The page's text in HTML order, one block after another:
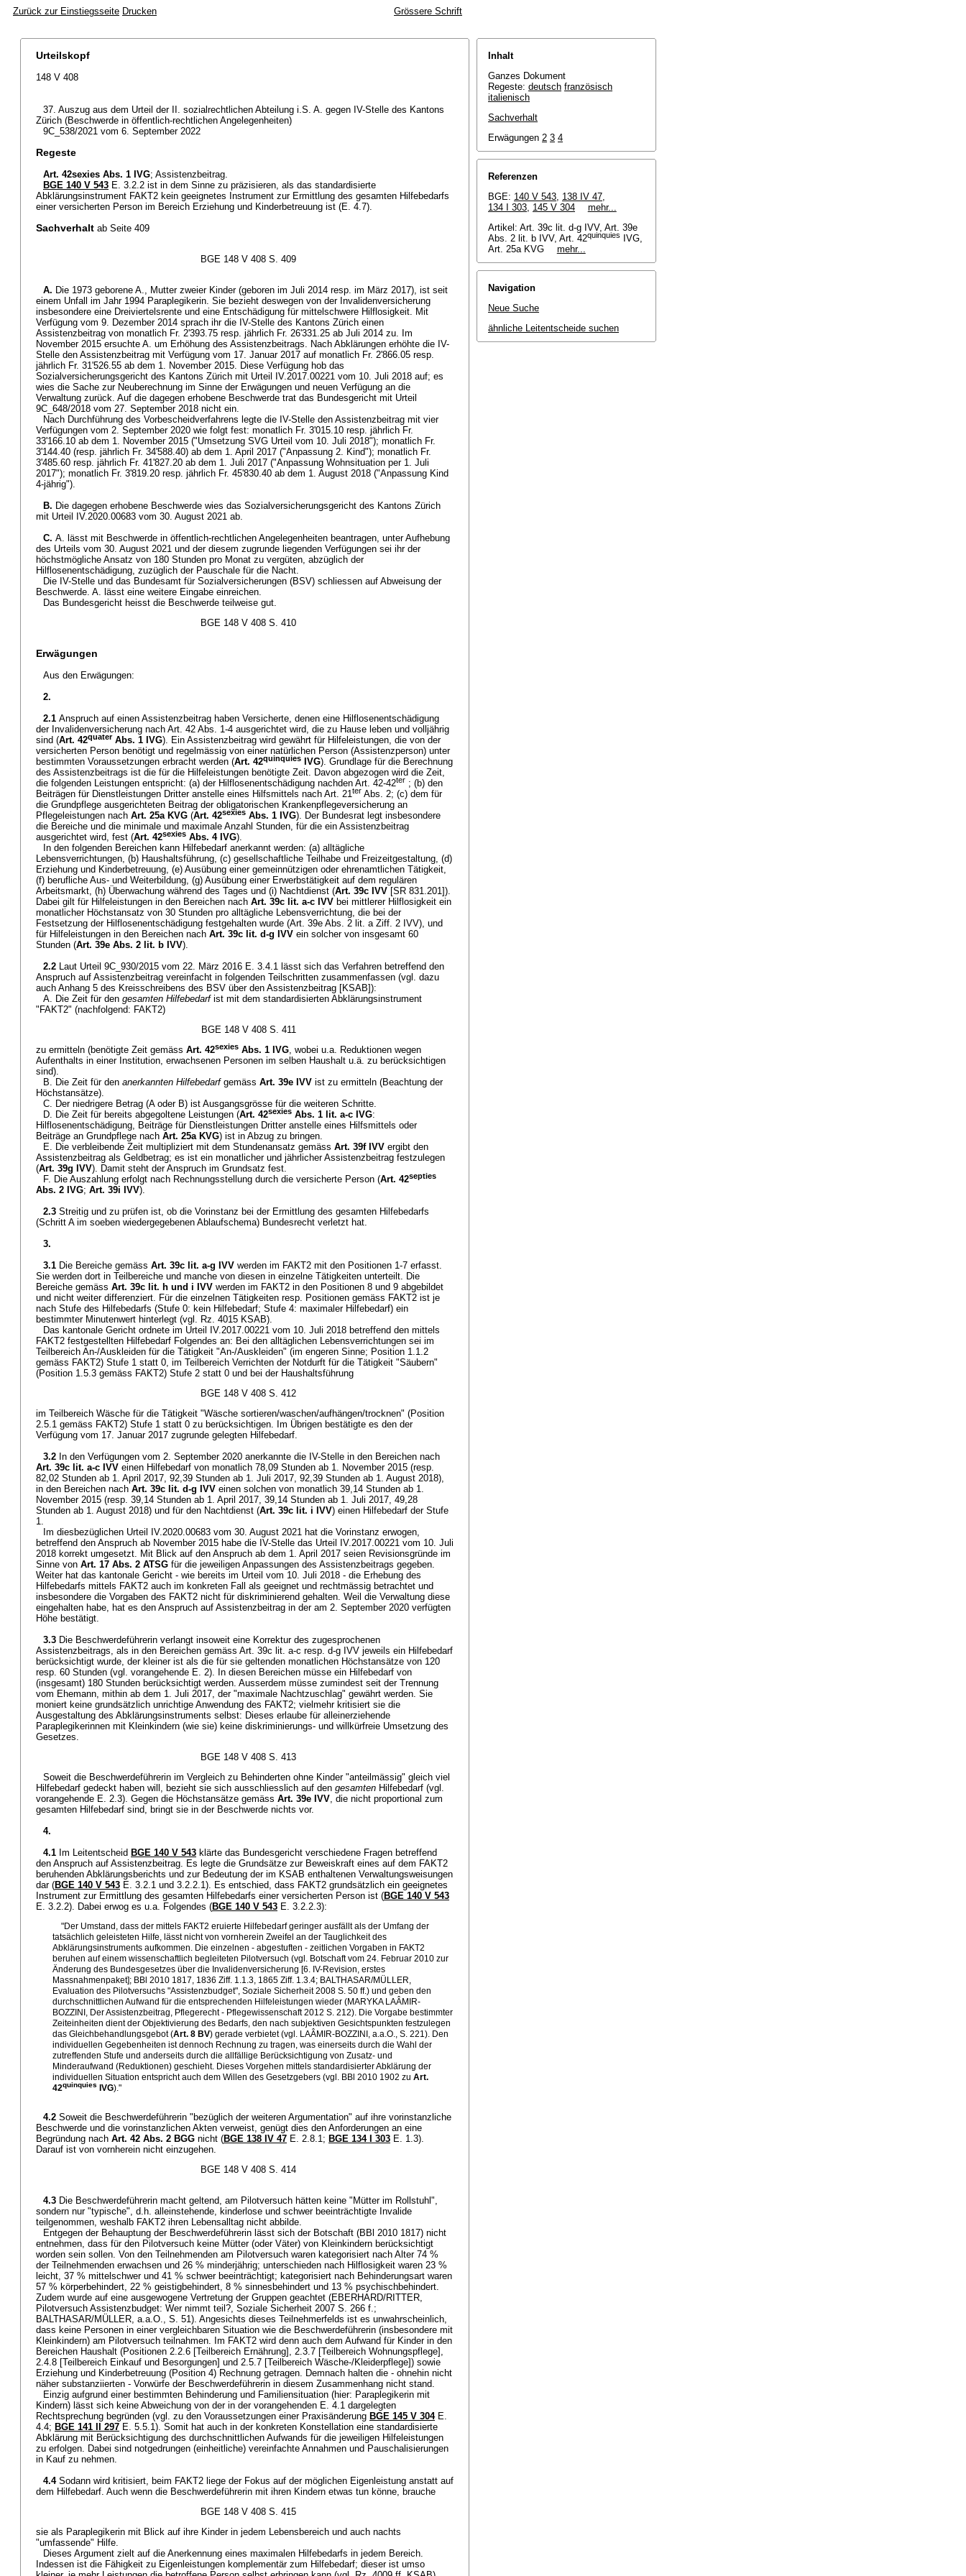
Zurück zur Einstiegsseite Drucken Grössere Schrift
Urteilskopf
148 V 408
37. Auszug aus dem Urteil der II. sozialrechtlichen Abteilung i.S. A. gegen IV-Stelle des Kantons
Zürich (Beschwerde in öffentlich-rechtlichen Angelegenheiten)
9C_538/2021 vom 6. September 2022
Regeste
Art. 42sexies Abs. 1 IVG; Assistenzbeitrag.
BGE 140 V 543 E. 3.2.2 ist in dem Sinne zu präzisieren, als das standardisierte
Abklärungsinstrument FAKT2 kein geeignetes Instrument zur Ermittlung des gesamten Hilfebedarfs
einer versicherten Person im Bereich Erziehung und Kinderbetreuung ist (E. 4.7).
Sachverhalt ab Seite 409
BGE 148 V 408 S. 409
A. Die 1973 geborene A., Mutter zweier Kinder (geboren im Juli 2014 resp. im März 2017), ist seit
einem Unfall im Jahr 1994 Paraplegikerin. Sie bezieht deswegen von der Invalidenversicherung
insbesondere eine Dreiviertelsrente und eine Entschädigung für mittelschwere Hilflosigkeit. Mit
Verfügung vom 9. Dezember 2014 sprach ihr die IV-Stelle des Kantons Zürich einen
Assistenzbeitrag von monatlich Fr. 2'393.75 resp. jährlich Fr. 26'331.25 ab Juli 2014 zu. Im
November 2015 ersuchte A. um Erhöhung des Assistenzbeitrags. Nach Abklärungen erhöhte die IV-
Stelle den Assistenzbeitrag mit Verfügung vom 17. Januar 2017 auf monatlich Fr. 2'866.05 resp.
jährlich Fr. 31'526.55 ab dem 1. November 2015. Diese Verfügung hob das
Sozialversicherungsgericht des Kantons Zürich mit Urteil IV.2017.00221 vom 10. Juli 2018 auf; es
wies die Sache zur Neuberechnung im Sinne der Erwägungen und neuen Verfügung an die
Verwaltung zurück. Auf die dagegen erhobene Beschwerde trat das Bundesgericht mit Urteil
9C_648/2018 vom 27. September 2018 nicht ein.
Nach Durchführung des Vorbescheidverfahrens legte die IV-Stelle den Assistenzbeitrag mit vier
Verfügungen vom 2. September 2020 wie folgt fest: monatlich Fr. 3'015.10 resp. jährlich Fr.
33'166.10 ab dem 1. November 2015 ("Umsetzung SVG Urteil vom 10. Juli 2018"); monatlich Fr.
3'144.40 (resp. jährlich Fr. 34'588.40) ab dem 1. April 2017 ("Anpassung 2. Kind"); monatlich Fr.
3'485.60 resp. jährlich Fr. 41'827.20 ab dem 1. Juli 2017 ("Anpassung Wohnsituation per 1. Juli
2017"); monatlich Fr. 3'819.20 resp. jährlich Fr. 45'830.40 ab dem 1. August 2018 ("Anpassung Kind
4-jährig").
B. Die dagegen erhobene Beschwerde wies das Sozialversicherungsgericht des Kantons Zürich
mit Urteil IV.2020.00683 vom 30. August 2021 ab.
C. A. lässt mit Beschwerde in öffentlich-rechtlichen Angelegenheiten beantragen, unter Aufhebung
des Urteils vom 30. August 2021 und der diesem zugrunde liegenden Verfügungen sei ihr der
höchstmögliche Ansatz von 180 Stunden pro Monat zu vergüten, abzüglich der
Hilflosenentschädigung, zuzüglich der Pauschale für die Nacht.
Die IV-Stelle und das Bundesamt für Sozialversicherungen (BSV) schliessen auf Abweisung der
Beschwerde. A. lässt eine weitere Eingabe einreichen.
Das Bundesgericht heisst die Beschwerde teilweise gut.
BGE 148 V 408 S. 410
Erwägungen
Aus den Erwägungen:
2.
2.1 Anspruch auf einen Assistenzbeitrag haben Versicherte, denen eine Hilflosenentschädigung
der Invalidenversicherung nach Art. 42 Abs. 1-4 ausgerichtet wird, die zu Hause leben und volljährig
sind (Art. 42quater Abs. 1 IVG). Ein Assistenzbeitrag wird gewährt für Hilfeleistungen, die von der
versicherten Person benötigt und regelmässig von einer natürlichen Person (Assistenzperson) unter
bestimmten Voraussetzungen erbracht werden (Art. 42quinquies IVG). Grundlage für die Berechnung
des Assistenzbeitrags ist die für die Hilfeleistungen benötigte Zeit. Davon abgezogen wird die Zeit,
die folgenden Leistungen entspricht: (a) der Hilflosenentschädigung nachden Art. 42-42ter ; (b) den
Beiträgen für Dienstleistungen Dritter anstelle eines Hilfsmittels nach Art. 21ter Abs. 2; (c) dem für
die Grundpflege ausgerichteten Beitrag der obligatorischen Krankenpflegeversicherung an
Pflegeleistungen nach Art. 25a KVG (Art. 42sexies Abs. 1 IVG). Der Bundesrat legt insbesondere
die Bereiche und die minimale und maximale Anzahl Stunden, für die ein Assistenzbeitrag
ausgerichtet wird, fest (Art. 42sexies Abs. 4 IVG).
In den folgenden Bereichen kann Hilfebedarf anerkannt werden: (a) alltägliche
Lebensverrichtungen, (b) Haushaltsführung, (c) gesellschaftliche Teilhabe und Freizeitgestaltung, (d)
Erziehung und Kinderbetreuung, (e) Ausübung einer gemeinnützigen oder ehrenamtlichen Tätigkeit,
(f) berufliche Aus- und Weiterbildung, (g) Ausübung einer Erwerbstätigkeit auf dem regulären
Arbeitsmarkt, (h) Überwachung während des Tages und (i) Nachtdienst (Art. 39c IVV [SR 831.201]).
Dabei gilt für Hilfeleistungen in den Bereichen nach Art. 39c lit. a-c IVV bei mittlerer Hilflosigkeit ein
monatlicher Höchstansatz von 30 Stunden pro alltägliche Lebensverrichtung, die bei der
Festsetzung der Hilflosenentschädigung festgehalten wurde (Art. 39e Abs. 2 lit. a Ziff. 2 IVV), und
für Hilfeleistungen in den Bereichen nach Art. 39c lit. d-g IVV ein solcher von insgesamt 60
Stunden (Art. 39e Abs. 2 lit. b IVV).
2.2 Laut Urteil 9C_930/2015 vom 22. März 2016 E. 3.4.1 lässt sich das Verfahren betreffend den
Anspruch auf Assistenzbeitrag vereinfacht in folgenden Teilschritten zusammenfassen (vgl. dazu
auch Anhang 5 des Kreisschreibens des BSV über den Assistenzbeitrag [KSAB]):
A. Die Zeit für den gesamten Hilfebedarfist mit dem standardisierten Abklärungsinstrument
"FAKT2" (nachfolgend: FAKT2)
BGE 148 V 408 S. 411
zu ermitteln (benötigte Zeit gemäss Art. 42sexies Abs. 1 IVG, wobei u.a. Reduktionen wegen
Aufenthalts in einer Institution, erwachsenen Personen im selben Haushalt u.ä. zu berücksichtigen
sind).
B. Die Zeit für den anerkannten Hilfebedarfgemäss Art. 39e IVV ist zu ermitteln (Beachtung der
Höchstansätze).
C. Der niedrigere Betrag (A oder B) ist Ausgangsgrösse für die weiteren Schritte.
D. Die Zeit für bereits abgegoltene Leistungen (Art. 42sexies Abs. 1 lit. a-c IVG:
Hilflosenentschädigung, Beiträge für Dienstleistungen Dritter anstelle eines Hilfsmittels oder
Beiträge an Grundpflege nach Art. 25a KVG) ist in Abzug zu bringen.
E. Die verbleibende Zeit multipliziert mit dem Stundenansatz gemäss Art. 39f IVV ergibt den
Assistenzbeitrag als Geldbetrag; es ist ein monatlicher und jährlicher Assistenzbeitrag festzulegen
(Art. 39g IVV). Damit steht der Anspruch im Grundsatz fest.
F. Die Auszahlung erfolgt nach Rechnungsstellung durch die versicherte Person (Art. 42septies
Abs. 2 IVG; Art. 39i IVV).
2.3 Streitig und zu prüfen ist, ob die Vorinstanz bei der Ermittlung des gesamten Hilfebedarfs
(Schritt A im soeben wiedergegebenen Ablaufschema) Bundesrecht verletzt hat.
3.
3.1 Die Bereiche gemäss Art. 39c lit. a-g IVV werden im FAKT2 mit den Positionen 1-7 erfasst.
Sie werden dort in Teilbereiche und manche von diesen in einzelne Tätigkeiten unterteilt. Die
Bereiche gemäss Art. 39c lit. h und i IVV werden im FAKT2 in den Positionen 8 und 9 abgebildet
und nicht weiter differenziert. Für die einzelnen Tätigkeiten resp. Positionen gemäss FAKT2 ist je
nach Stufe des Hilfebedarfs (Stufe 0: kein Hilfebedarf; Stufe 4: maximaler Hilfebedarf) ein
bestimmter Minutenwert hinterlegt (vgl. Rz. 4015 KSAB).
Das kantonale Gericht ordnete im Urteil IV.2017.00221 vom 10. Juli 2018 betreffend den mittels
FAKT2 festgestellten Hilfebedarf Folgendes an: Bei den alltäglichen Lebensverrichtungen sei im
Teilbereich An-/Auskleiden für die Tätigkeit "An-/Auskleiden" (im engeren Sinne; Position 1.1.2
gemäss FAKT2) Stufe 1 statt 0, im Teilbereich Verrichten der Notdurft für die Tätigkeit "Säubern"
(Position 1.5.3 gemäss FAKT2) Stufe 2 statt 0 und bei der Haushaltsführung
BGE 148 V 408 S. 412
im Teilbereich Wäsche für die Tätigkeit "Wäsche sortieren/waschen/aufhängen/trocknen" (Position
2.5.1 gemäss FAKT2) Stufe 1 statt 0 zu berücksichtigen. Im Übrigen bestätigte es den der
Verfügung vom 17. Januar 2017 zugrunde gelegten Hilfebedarf.
3.2 In den Verfügungen vom 2. September 2020 anerkannte die IV-Stelle in den Bereichen nach
Art. 39c lit. a-c IVV einen Hilfebedarf von monatlich 78,09 Stunden ab 1. November 2015 (resp.
82,02 Stunden ab 1. April 2017, 92,39 Stunden ab 1. Juli 2017, 92,39 Stunden ab 1. August 2018),
in den Bereichen nach Art. 39c lit. d-g IVV einen solchen von monatlich 39,14 Stunden ab 1.
November 2015 (resp. 39,14 Stunden ab 1. April 2017, 39,14 Stunden ab 1. Juli 2017, 49,28
Stunden ab 1. August 2018) und für den Nachtdienst (Art. 39c lit. i IVV) einen Hilfebedarf der Stufe
1.
Im diesbezüglichen Urteil IV.2020.00683 vom 30. August 2021 hat die Vorinstanz erwogen,
betreffend den Anspruch ab November 2015 habe die IV-Stelle das Urteil IV.2017.00221 vom 10. Juli
2018 korrekt umgesetzt. Mit Blick auf den Anspruch ab dem 1. April 2017 seien Revisionsgründe im
Sinne von Art. 17 Abs. 2 ATSG für die jeweiligen Anpassungen des Assistenzbeitrags gegeben.
Weiter hat das kantonale Gericht - wie bereits im Urteil vom 10. Juli 2018 - die Erhebung des
Hilfebedarfs mittels FAKT2 auch im konkreten Fall als geeignet und rechtmässig betrachtet und
insbesondere die Vorgaben des FAKT2 nicht für diskriminierend gehalten. Weil die Verwaltung diese
eingehalten habe, hat es den Anspruch auf Assistenzbeitrag in der am 2. September 2020 verfügten
Höhe bestätigt.
3.3 Die Beschwerdeführerin verlangt insoweit eine Korrektur des zugesprochenen
Assistenzbeitrags, als in den Bereichen gemäss Art. 39c lit. a-c resp. d-g IVV jeweils ein Hilfebedarf
berücksichtigt wurde, der kleiner ist als die für sie geltenden monatlichen Höchstansätze von 120
resp. 60 Stunden (vgl. vorangehende E. 2). In diesen Bereichen müsse ein Hilfebedarf von
(insgesamt) 180 Stunden berücksichtigt werden. Ausserdem müsse zumindest seit der Trennung
vom Ehemann, mithin ab dem 1. Juli 2017, der "maximale Nachtzuschlag" gewährt werden. Sie
moniert keine grundsätzlich unrichtige Anwendung des FAKT2; vielmehr kritisiert sie die
Ausgestaltung des Abklärungsinstruments selbst: Dieses erlaube für alleinerziehende
Paraplegikerinnen mit Kleinkindern (wie sie) keine diskriminierungs- und willkürfreie Umsetzung des
Gesetzes.
BGE 148 V 408 S. 413
Soweit die Beschwerdeführerin im Vergleich zu Behinderten ohne Kinder "anteilmässig" gleich viel
Hilfebedarf gedeckt haben will, bezieht sie sich ausschliesslich auf den gesamten Hilfebedarf (vgl.
vorangehende E. 2.3). Gegen die Höchstansätze gemäss Art. 39e IVV, die nicht proportional zum
gesamten Hilfebedarf sind, bringt sie in der Beschwerde nichts vor.
4.
4.1 Im Leitentscheid BGE 140 V 543 klärte das Bundesgericht verschiedene Fragen betreffend
den Anspruch auf Assistenzbeitrag. Es legte die Grundsätze zur Beweiskraft eines auf dem FAKT2
beruhenden Abklärungsberichts und zur Bedeutung der im KSAB enthaltenen Verwaltungsweisungen
dar (BGE 140 V 543 E. 3.2.1 und 3.2.2.1). Es entschied, dass FAKT2 grundsätzlich ein geeignetes
Instrument zur Ermittlung des gesamten Hilfebedarfs einer versicherten Person ist (BGE 140 V 543
E. 3.2.2). Dabei erwog es u.a. Folgendes (BGE 140 V 543 E. 3.2.2.3):
"Der Umstand, dass der mittels FAKT2 eruierte Hilfebedarf geringer ausfällt als der Umfang der
tatsächlich geleisteten Hilfe, lässt nicht von vornherein Zweifel an der Tauglichkeit des
Abklärungsinstruments aufkommen. Die einzelnen - abgestuften - zeitlichen Vorgaben in FAKT2
beruhen auf einem wissenschaftlich begleiteten Pilotversuch (vgl. Botschaft vom 24. Februar 2010 zur
Änderung des Bundesgesetzes über die Invalidenversicherung [6. IV-Revision, erstes
Massnahmenpaket]; BBl 2010 1817, 1836 Ziff. 1.1.3, 1865 Ziff. 1.3.4; BALTHASAR/MÜLLER,
Evaluation des Pilotversuchs "Assistenzbudget", Soziale Sicherheit 2008 S. 50 ff.) und geben den
durchschnittlichen Aufwand für die entsprechenden Hilfeleistungen wieder (MARYKA LAÂMIR-
BOZZINI, Der Assistenzbeitrag, Pflegerecht - Pflegewissenschaft 2012 S. 212). Die Vorgabe bestimmter
Zeiteinheiten dient der Objektivierung des Bedarfs, den nach subjektiven Gesichtspunkten festzulegen
das Gleichbehandlungsgebot (Art. 8 BV) gerade verbietet (vgl. LAÂMIR-BOZZINI, a.a.O., S. 221). Den
individuellen Gegebenheiten ist dennoch Rechnung zu tragen, was einerseits durch die Wahl der
zutreffenden Stufe und anderseits durch die allfällige Berücksichtigung von Zusatz- und
Minderaufwand (Reduktionen) geschieht. Dieses Vorgehen mittels standardisierter Abklärung der
individuellen Situation entspricht auch dem Willen des Gesetzgebers (vgl. BBl 2010 1902 zuArt.
42quinquies IVG)."
4.2 Soweit die Beschwerdeführerin "bezüglich der weiteren Argumentation" auf ihre vorinstanzliche
Beschwerde und die vorinstanzlichen Akten verweist, genügt dies den Anforderungen an eine
Begründung nach Art. 42 Abs. 2 BGG nicht (BGE 138 IV 47 E. 2.8.1; BGE 134 I 303 E. 1.3).
Darauf ist von vornherein nicht einzugehen.
BGE 148 V 408 S. 414
4.3 Die Beschwerdeführerin macht geltend, am Pilotversuch hätten keine "Mütter im Rollstuhl",
sondern nur "typische", d.h. alleinstehende, kinderlose und schwer beeinträchtigte Invalide
teilgenommen, weshalb FAKT2 ihren Lebensalltag nicht abbilde.
Entgegen der Behauptung der Beschwerdeführerin lässt sich der Botschaft (BBl 2010 1817) nicht
entnehmen, dass für den Pilotversuch keine Mütter (oder Väter) von Kleinkindern berücksichtigt
worden sein sollen. Von den Teilnehmenden am Pilotversuch waren kategorisiert nach Alter 74 %
der Teilnehmenden erwachsen und 26 % minderjährig; unterschieden nach Hilflosigkeit waren 23 %
leicht, 37 % mittelschwer und 41 % schwer beeinträchtigt; kategorisiert nach Behinderungsart waren
57 % körperbehindert, 22 % geistigbehindert, 8 % sinnesbehindert und 13 % psychischbehindert.
Zudem wurde auf eine ausgewogene Vertretung der Gruppen geachtet (EBERHARD/RITTER,
Pilotversuch Assistenzbudget: Wer nimmt teil?, Soziale Sicherheit 2007 S. 266 f.;
BALTHASAR/MÜLLER, a.a.O., S. 51). Angesichts dieses Teilnehmerfelds ist es unwahrscheinlich,
dass keine Personen in einer vergleichbaren Situation wie die Beschwerdeführerin (insbesondere mit
Kleinkindern) am Pilotversuch teilnahmen. Im FAKT2 wird denn auch dem Aufwand für Kinder in den
Bereichen Haushalt (Positionen 2.2.6 [Teilbereich Ernährung], 2.3.7 [Teilbereich Wohnungspflege],
2.4.8 [Teilbereich Einkauf und Besorgungen] und 2.5.7 [Teilbereich Wäsche-/Kleiderpflege]) sowie
Erziehung und Kinderbetreuung (Position 4) Rechnung getragen. Demnach halten die - ohnehin nicht
näher substanziierten - Vorwürfe der Beschwerdeführerin in diesem Zusammenhang nicht stand.
Einzig aufgrund einer bestimmten Behinderung und Familiensituation (hier: Paraplegikerin mit
Kindern) lässt sich keine Abweichung von der in der vorangehenden E. 4.1 dargelegten
Rechtsprechung begründen (vgl. zu den Voraussetzungen einer Praxisänderung BGE 145 V 304E.
4.4; BGE 141 II 297 E. 5.5.1). Somit hat auch in der konkreten Konstellation eine standardisierte
Abklärung mit Berücksichtigung des durchschnittlichen Aufwands für die jeweiligen Hilfeleistungen
zu erfolgen. Dabei sind notgedrungen (einheitliche) vereinfachte Annahmen und Pauschalisierungen
in Kauf zu nehmen.
4.4 Sodann wird kritisiert, beim FAKT2 liege der Fokus auf der möglichen Eigenleistung anstatt auf
dem Hilfebedarf. Auch wenn die Beschwerdeführerin mit ihren Kindern etwas tun könne, brauche
BGE 148 V 408 S. 415
sie als Paraplegikerin mit Blick auf ihre Kinder in jedem Lebensbereich und auch nachts
"umfassende" Hilfe.
Dieses Argument zielt auf die Anerkennung eines maximalen Hilfebedarfs in jedem Bereich.
Indessen ist die Fähigkeit zu Eigenleistungen komplementär zum Hilfebedarf; dieser ist umso
Inhalt
Ganzes Dokument
Regeste: deutsch französisch
italienisch
Sachverhalt
Erwägungen 2 3 4
Referenzen
BGE: 140 V 543, 138 IV 47,
134 I 303, 145 V 304
mehr...
Artikel: Art. 39c lit. d-g IVV, Art. 39e
Abs. 2 lit. b IVV, Art. 42quinquies
IVG,
Art. 25a KVG
mehr...
Navigation
Neue Suche
ähnliche Leitentscheide suchen